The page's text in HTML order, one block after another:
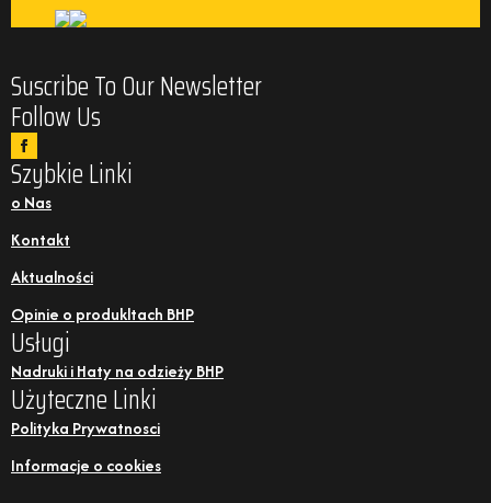
Suscribe To Our Newsletter
Follow Us
Szybkie Linki
o Nas
Kontakt
Aktualności
Opinie o produkltach BHP
Usługi
Nadruki i Haty na odzieży BHP
Użyteczne Linki
Polityka Prywatnosci
Informacje o cookies